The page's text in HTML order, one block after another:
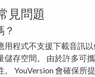
見問題
？
用程式不支援下載音訊
儲存空間。 由於許多可
YouVersion 會確保所